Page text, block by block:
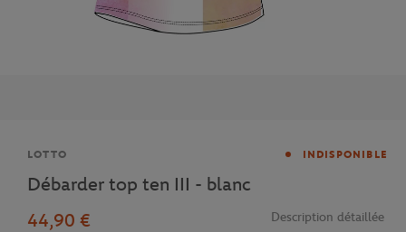
Marque
LOTTO INDISPONIBLE
Débarder top ten III - blanc
44,90 €
Description détaillée